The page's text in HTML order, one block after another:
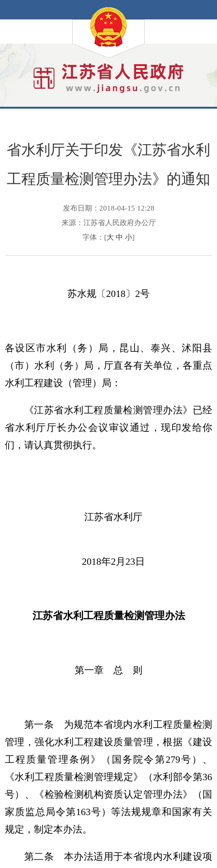
省水利厅关于印发《江苏省水利
工程质量检测管理办法》的通知
发布日期：2018-04-15 12:28
来源：江苏省人民政府办公厅
字体：[大 中 小]
苏水规〔2018〕2号
各设区市水利（务）局，昆山、泰兴、沭阳县
（市）水利（务）局，厅直各有关单位，各重点
水利工程建设（管理）局：
《江苏省水利工程质量检测管理办法》已经
省水利厅厅长办公会议审议通过，现印发给你
们，请认真贯彻执行。
江苏省水利厅
2018年2月23日
江苏省水利工程质量检测管理办法
第一章 总 则
第一条 为规范本省境内水利工程质量检测
管理，强化水利工程建设质量管理，根据《建设
工程质量管理条例》（国务院令第279号）、
《水利工程质量检测管理规定》（水利部令第36
号）、《检验检测机构资质认定管理办法》（国
家质监总局令第163号）等法规规章和国家有关
规定，制定本办法。
第二条 本办法适用于本省境内水利建设项